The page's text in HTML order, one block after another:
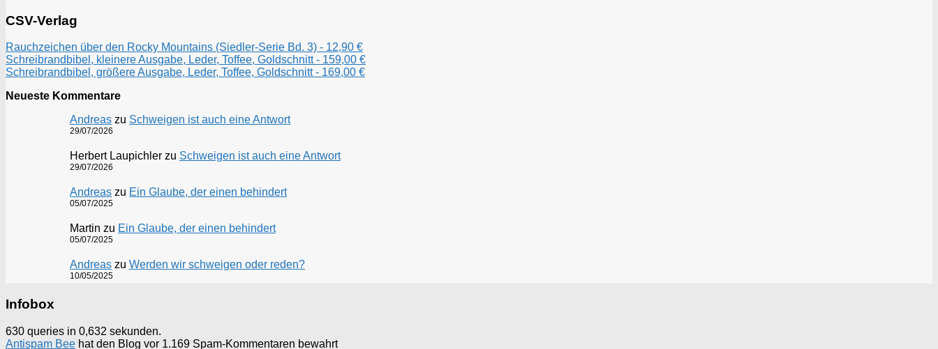
CSV-Verlag
Rauchzeichen über den Rocky Mountains (Siedler-Serie Bd. 3) - 12,90 €
Schreibrandbibel, kleinere Ausgabe, Leder, Toffee, Goldschnitt - 159,00 €
Schreibrandbibel, größere Ausgabe, Leder, Toffee, Goldschnitt - 169,00 €
Neueste Kommentare
Andreas zu Schweigen ist auch eine Antwort
29/07/2026
Herbert Laupichler zu Schweigen ist auch eine Antwort
29/07/2026
Andreas zu Ein Glaube, der einen behindert
05/07/2025
Martin zu Ein Glaube, der einen behindert
05/07/2025
Andreas zu Werden wir schweigen oder reden?
10/05/2025
Infobox
630 queries in 0,632 sekunden.
Antispam Bee hat den Blog vor 1.169 Spam-Kommentaren bewahrt